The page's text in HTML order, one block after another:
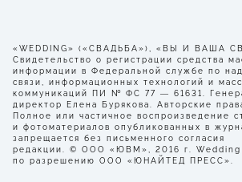
«WEDDING» («СВАДЬБА»), «ВЫ И ВАША
Свидетельство о регистрации средства
информации в Федеральной службе по
связи, информационных технологий и
коммуникаций ПИ № ФС 77 — 61631.
директор Елена Бурякова. Авторские
Полное или частичное воспроизведение
и фотоматериалов опубликованных в
запрещается без письменного согласия
редакции. © ООО «ЮВМ», 2016 г. Wedding
по разрешению ООО «ЮНАЙТЕД ПРЕСС».